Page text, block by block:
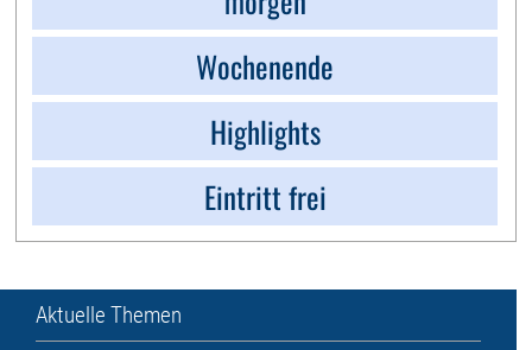
Wochenende
Highlights
Eintritt frei
Aktuelle Themen